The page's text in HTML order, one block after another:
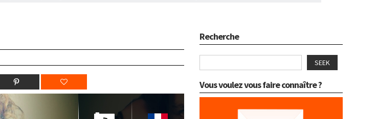
Recherche
SEEK
Vous voulez vous faire connaître ?